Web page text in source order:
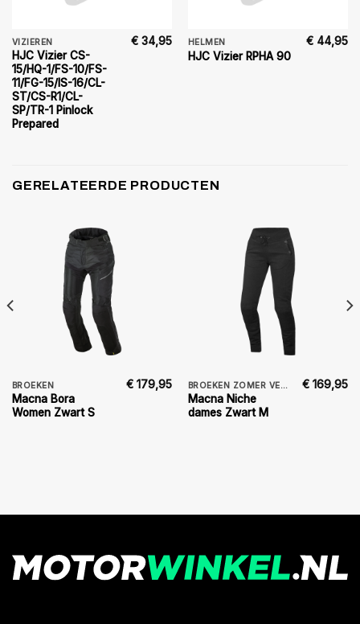
VIZIEREN
HJC Vizier CS-
15/HQ-1/FS-10/FS-
11/FG-15/IS-16/CL-
ST/CS-R1/CL-
SP/TR-1 Pinlock
Prepared
€ 34,95 HELMEN
HJC Vizier RPHA 90
€ 44,95
GERELATEERDE PRODUCTEN
BROEKEN
Macna Bora
Women Zwart S
€ 179,95 BROEKEN ZOMER VENTILATIE DAMES
Macna Niche
dames Zwart M
€ 169,95